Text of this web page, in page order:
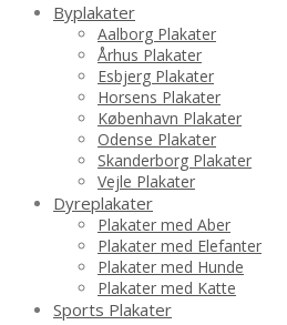
Byplakater
Aalborg Plakater
Århus Plakater
Esbjerg Plakater
Horsens Plakater
København Plakater
Odense Plakater
Skanderborg Plakater
Vejle Plakater
Dyreplakater
Plakater med Aber
Plakater med Elefanter
Plakater med Hunde
Plakater med Katte
Sports Plakater